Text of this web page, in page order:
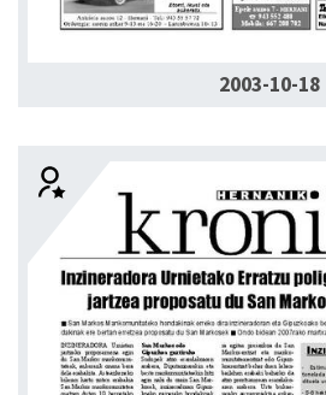
2003-10-18